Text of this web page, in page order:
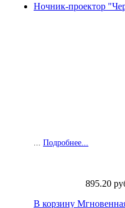
Ночник-проектор
Подробнее...
895.20
В корзину